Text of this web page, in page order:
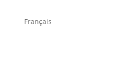
Français